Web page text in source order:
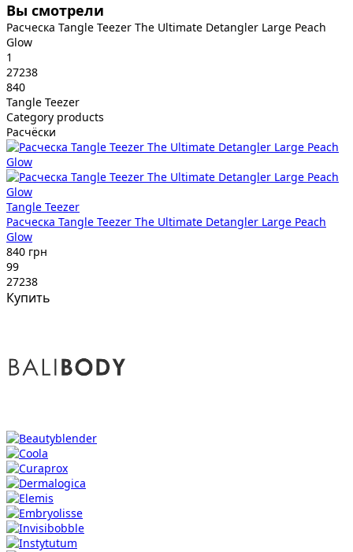
Вы смотрели
Расческа Tangle Teezer The Ultimate Detangler Large Peach
Glow
1
27238
840
Tangle Teezer
Category products
Расчёски
Tangle Teezer
Расческа Tangle Teezer The Ultimate Detangler Large Peach
Glow
840 грн
99
27238
Купить